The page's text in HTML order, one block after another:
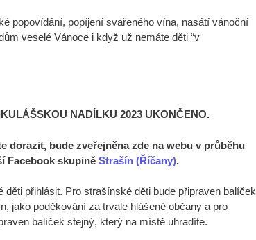
popovídání, popíjení svařeného vína, nasátí vánoční
veselé Vánoce i když už nemáte děti “v
NADÍLKU 2023 UKONČENO.
dorazit, bude zveřejněna zde na webu v průběhu
Facebook skupině Strašín (Říčany).
děti přihlásit. Pro strašínské děti bude připraven balíček
jako poděkování za trvale hlášené občany a pro
balíček stejný, který na místě uhradíte.